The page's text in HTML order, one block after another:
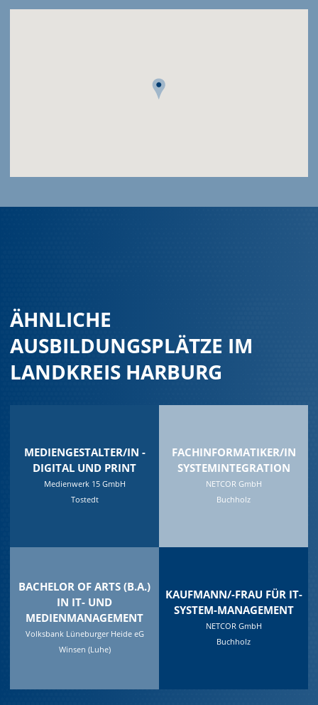
ÄHNLICHE
AUSBILDUNGSPLÄTZE IM
LANDKREIS HARBURG
MEDIENGESTALTER/IN -
DIGITAL UND PRINT
Medienwerk 15 GmbH
Tostedt
FACHINFORMATIKER/IN
SYSTEMINTEGRATION
NETCOR GmbH
Buchholz
BACHELOR OF ARTS (B.A.)
IN IT- UND
MEDIENMANAGEMENT
Volksbank Lüneburger Heide eG
Winsen (Luhe)
KAUFMANN/-FRAU FÜR IT-
SYSTEM-MANAGEMENT
NETCOR GmbH
Buchholz